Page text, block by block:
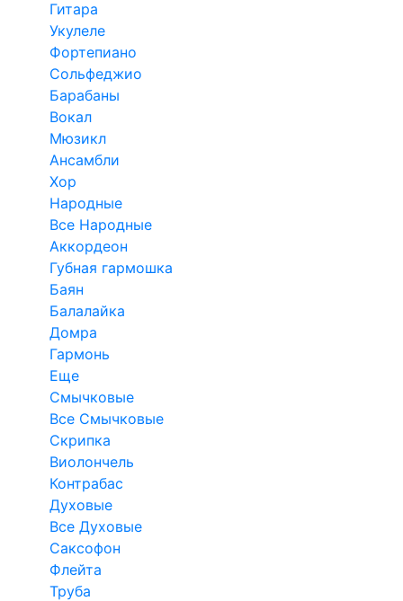
Гитара
Укулеле
Фортепиано
Сольфеджио
Барабаны
Вокал
Мюзикл
Ансамбли
Хор
Народные
Все Народные
Аккордеон
Губная гармошка
Баян
Балалайка
Домра
Гармонь
Еще
Смычковые
Все Смычковые
Скрипка
Виолончель
Контрабас
Духовые
Все Духовые
Саксофон
Флейта
Труба